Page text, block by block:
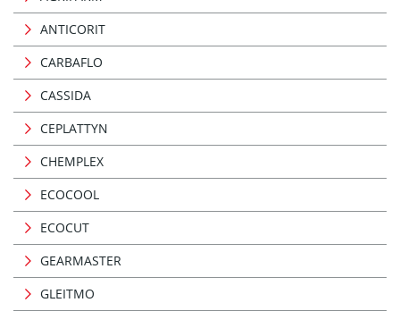
ANTICORIT
CARBAFLO
CASSIDA
CEPLATTYN
CHEMPLEX
ECOCOOL
ECOCUT
GEARMASTER
GLEITMO